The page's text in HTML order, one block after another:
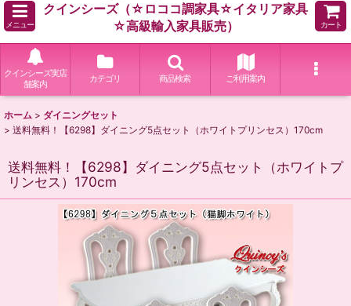
メニュー
クインシーズ（☆ロココ調家具☆イタリア家具
☆高級輸入家具販売）
カート
クインシーズ実店
舗案内
カテゴリ 商品検索 ご利用案内
ホーム > ダイニングセット
> 送料無料！【6298】ダイニング5点セット（ホワイトプリンセス）170cm
送料無料！【6298】ダイニング5点セット（ホワイトプ
リンセス）170cm